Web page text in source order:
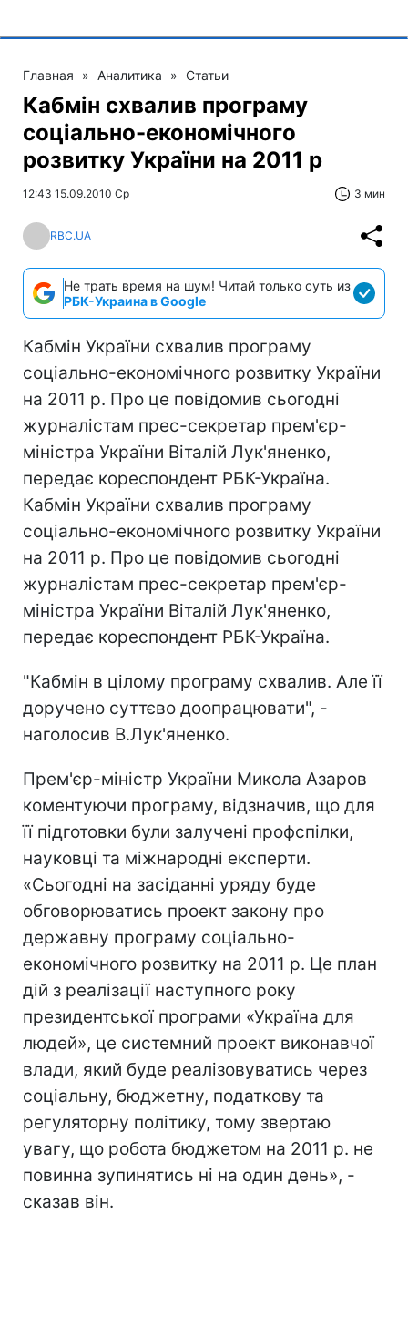
Главная » Аналитика » Статьи
Кабмін схвалив програму
соціально-економічного
розвитку України на 2011 р
12:43 15.09.2010 Ср 3 мин
RBC.UA
Не трать время на шум! Читай только суть из
РБК-Украина в Google
Кабмін України схвалив програму
соціально-економічного розвитку України
на 2011 р. Про це повідомив сьогодні
журналістам прес-секретар прем'єр-
міністра України Віталій Лук'яненко,
передає кореспондент РБК-Україна.
Кабмін України схвалив програму
соціально-економічного розвитку України
на 2011 р. Про це повідомив сьогодні
журналістам прес-секретар прем'єр-
міністра України Віталій Лук'яненко,
передає кореспондент РБК-Україна.
"Кабмін в цілому програму схвалив. Але її
доручено суттєво доопрацювати", -
наголосив В.Лук'яненко.
Прем'єр-міністр України Микола Азаров
коментуючи програму, відзначив, що для
її підготовки були залучені профспілки,
науковці та міжнародні експерти.
«Сьогодні на засіданні уряду буде
обговорюватись проект закону про
державну програму соціально-
економічного розвитку на 2011 р. Це план
дій з реалізації наступного року
президентської програми «Україна для
людей», це системний проект виконавчої
влади, який буде реалізовуватись через
соціальну, бюджетну, податкову та
регуляторну політику, тому звертаю
увагу, що робота бюджетом на 2011 р. не
повинна зупинятись ні на один день», -
сказав він.